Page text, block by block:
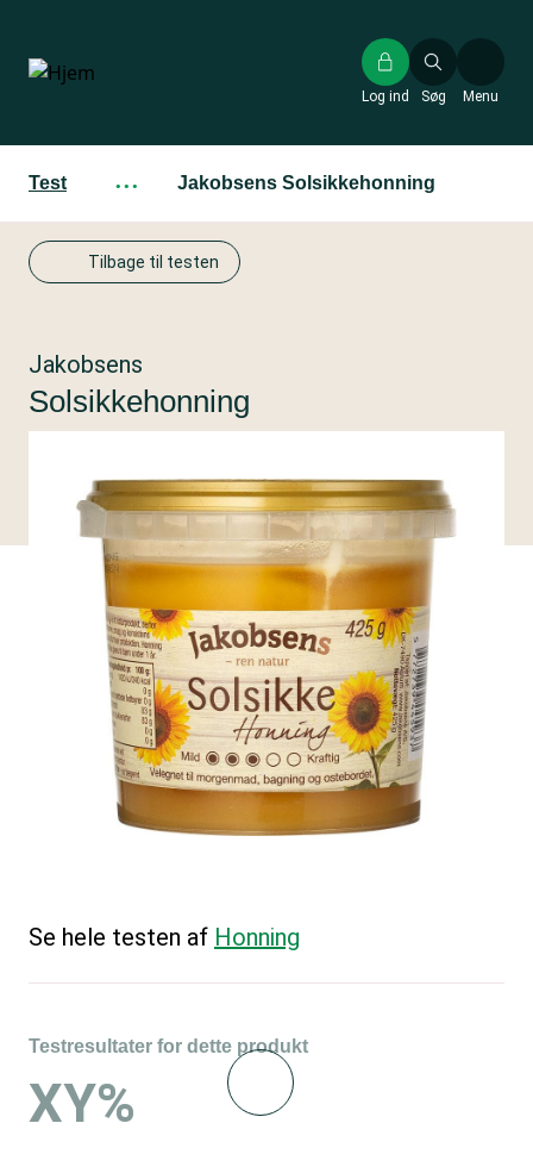
hovedindhold
Søg
Log ind Menu
Test ··· Jakobsens Solsikkehonning
Tilbage til testen
Jakobsens
Solsikkehonning
Se hele testen af Honning
Testresultater for dette produkt
XY%